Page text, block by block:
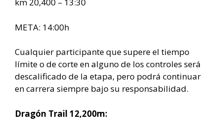
META: 14:00h
Cualquier participante que supere el tiempo
límite o de corte en alguno de los controles será
descalificado de la etapa, pero podrá continuar
en carrera siempre bajo su responsabilidad.
Dragón Trail 12,200m: